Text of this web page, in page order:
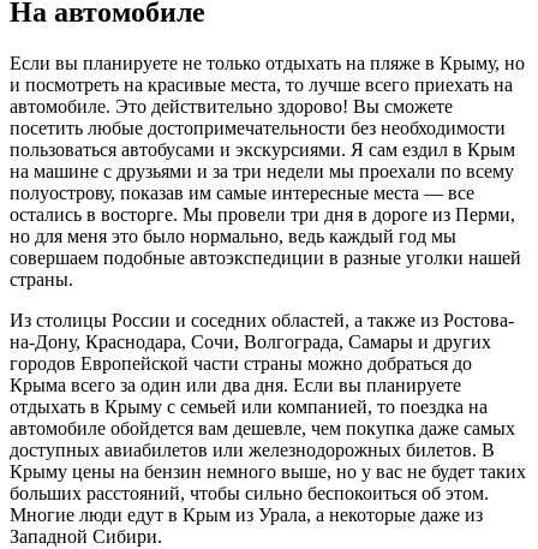
На автомобиле
Если вы планируете не только отдыхать на пляже в Крыму, но
и посмотреть на красивые места, то лучше всего приехать на
автомобиле. Это действительно здорово! Вы сможете
посетить любые достопримечательности без необходимости
пользоваться автобусами и экскурсиями. Я сам ездил в Крым
на машине с друзьями и за три недели мы проехали по всему
полуострову, показав им самые интересные места — все
остались в восторге. Мы провели три дня в дороге из Перми,
но для меня это было нормально, ведь каждый год мы
совершаем подобные автоэкспедиции в разные уголки нашей
страны.
Из столицы России и соседних областей, а также из Ростова-
на-Дону, Краснодара, Сочи, Волгограда, Самары и других
городов Европейской части страны можно добраться до
Крыма всего за один или два дня. Если вы планируете
отдыхать в Крыму с семьей или компанией, то поездка на
автомобиле обойдется вам дешевле, чем покупка даже самых
доступных авиабилетов или железнодорожных билетов. В
Крыму цены на бензин немного выше, но у вас не будет таких
больших расстояний, чтобы сильно беспокоиться об этом.
Многие люди едут в Крым из Урала, а некоторые даже из
Западной Сибири.